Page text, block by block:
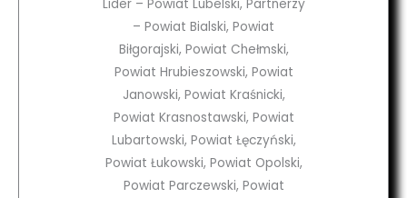
Lider – Powiat Lubelski, Partnerzy
– Powiat Bialski, Powiat
Biłgorajski, Powiat Chełmski,
Powiat Hrubieszowski, Powiat
Janowski, Powiat Kraśnicki,
Powiat Krasnostawski, Powiat
Lubartowski, Powiat Łęczyński,
Powiat Łukowski, Powiat Opolski,
Powiat Parczewski, Powiat